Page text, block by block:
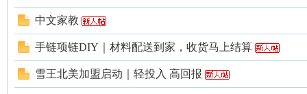
中文家教
手链项链DIY｜材料配送到家，收货马上结算
雪王北美加盟启动｜轻投入 高回报